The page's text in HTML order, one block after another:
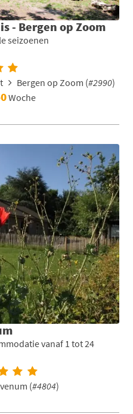
- Bergen op Zoom
seizoenen
Bergen op Zoom (#2990)
Woche
vanaf 1 tot 24
(#4804)